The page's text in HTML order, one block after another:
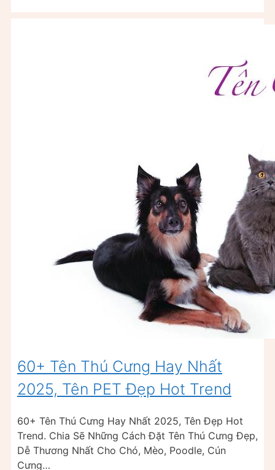
60+ Tên Thú Cưng Hay Nhất
2025, Tên PET Đẹp Hot Trend
60+ Tên Thú Cưng Hay Nhất 2025, Tên Đẹp Hot
Trend. Chia Sẽ Những Cách Đặt Tên Thú Cưng Đẹp,
Dễ Thương Nhất Cho Chó, Mèo, Poodle, Cún
Cưng…